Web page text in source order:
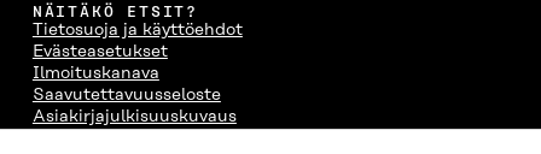
NÄITÄKÖ ETSIT?
Tietosuoja ja käyttöehdot
Evästeasetukset
Ilmoituskanava
Saavutettavuusseloste
Asiakirjajulkisuuskuvaus